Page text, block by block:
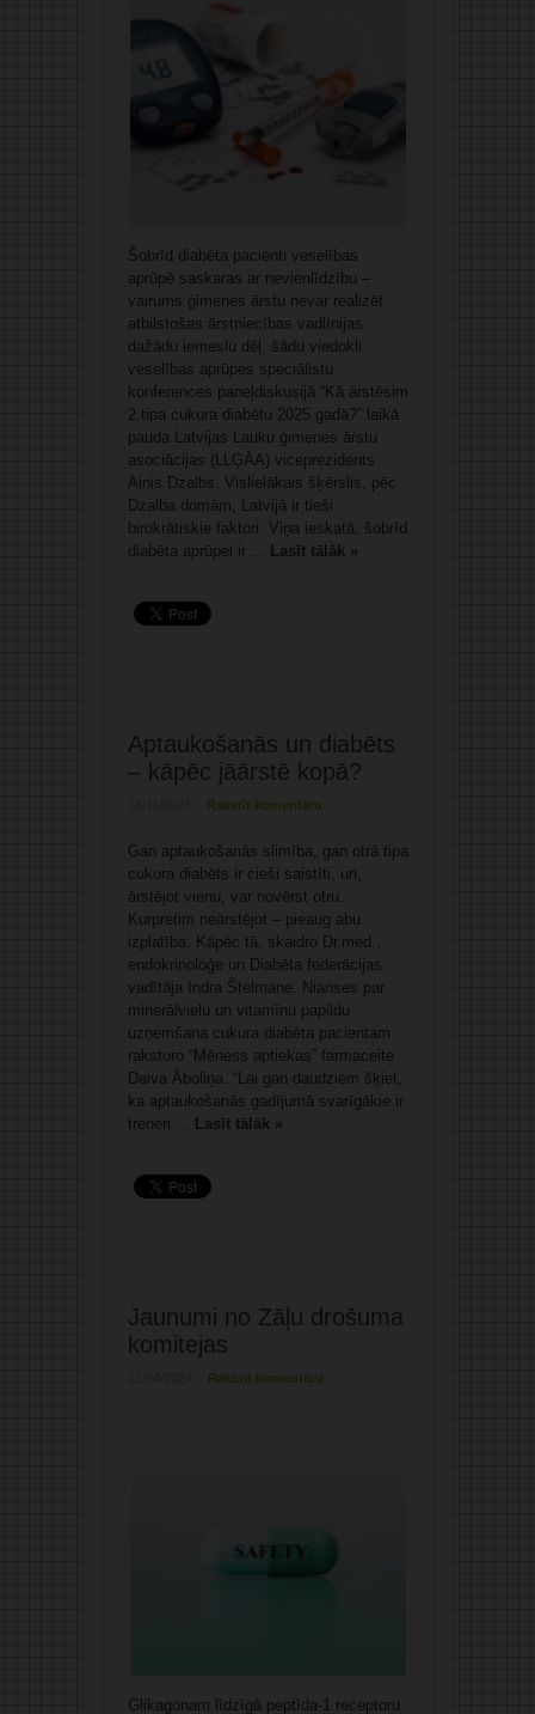
Šobrīd diabēta pacienti veselības
aprūpē saskaras ar nevienlīdzību –
vairums ģimenes ārstu nevar realizēt
atbilstošas ārstniecības vadlīnijas
dažādu iemeslu dēļ, šādu viedokli
veselības aprūpes speciālistu
konferences paneļdiskusijā “Kā ārstēsim
2.tipa cukura diabētu 2025.gadā?” laikā
pauda Latvijas Lauku ģimenes ārstu
asociācijas (LLĢĀA) viceprezidents
Ainis Dzalbs. Vislielākais šķērslis, pēc
Dzalba domām, Latvijā ir tieši
birokrātiskie faktori. Viņa ieskatā, šobrīd
diabēta aprūpei ir ... Lasīt tālāk »
Aptaukošanās un diabēts
– kāpēc jāārstē kopā?
Rakstīt komentāru
Gan aptaukošanās slimība, gan otrā tipa
cukura diabēts ir cieši saistīti, un,
ārstējot vienu, var novērst otru.
Kurpretim neārstējot – pieaug abu
izplatība. Kāpēc tā, skaidro Dr.med.,
endokrinoloģe un Diabēta federācijas
vadītāja Indra Štelmane. Nianses par
minerālvielu un vitamīnu papildu
uzņemšana cukura diabēta pacientam
raksturo “Mēness aptiekas” farmaceite
Daiva Āboliņa. “Lai gan daudziem šķiet,
ka aptaukošanās gadījumā svarīgākie ir
treneri ... Lasīt tālāk »
Jaunumi no Zāļu drošuma
komitejas
Rakstīt komentāru
Glikagonam līdzīgā peptīda-1 receptoru